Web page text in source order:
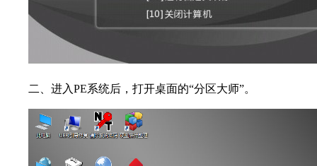
二、进入PE系统后，打开桌面的“分区大师”。